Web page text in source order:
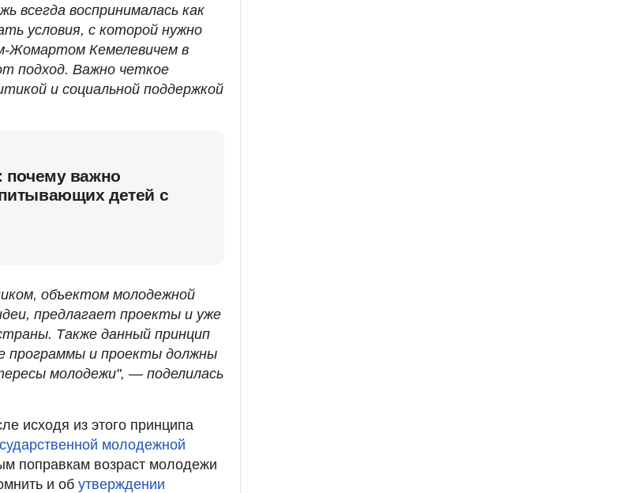
всегда воспринималась как
условия, с которой нужно
Жомартом Кемелевичем в
подход. Важно четкое
и социальной поддержкой
почему важно
детей с
объектом молодежной
предлагает проекты и уже
Также данный принцип
программы и проекты должны
молодежи", — поделилась
исходя из этого принципа
молодежной
поправкам возраст молодежи
и об утверждении